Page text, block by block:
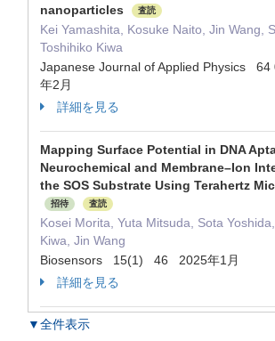
nanoparticles
査読
Kei Yamashita, Kosuke Naito, Jin Wang,
Toshihiko Kiwa
Japanese Journal of Applied Physics
年2月
詳細を見る
Mapping Surface Potential in DNA
Neurochemical and Membrane–Ion
the SOS Substrate Using Terahertz
招待 査読
Kosei Morita, Yuta Mitsuda, Sota
Kiwa, Jin Wang
Biosensors 15(1) 46 2025年1月
詳細を見る
▼全件表示